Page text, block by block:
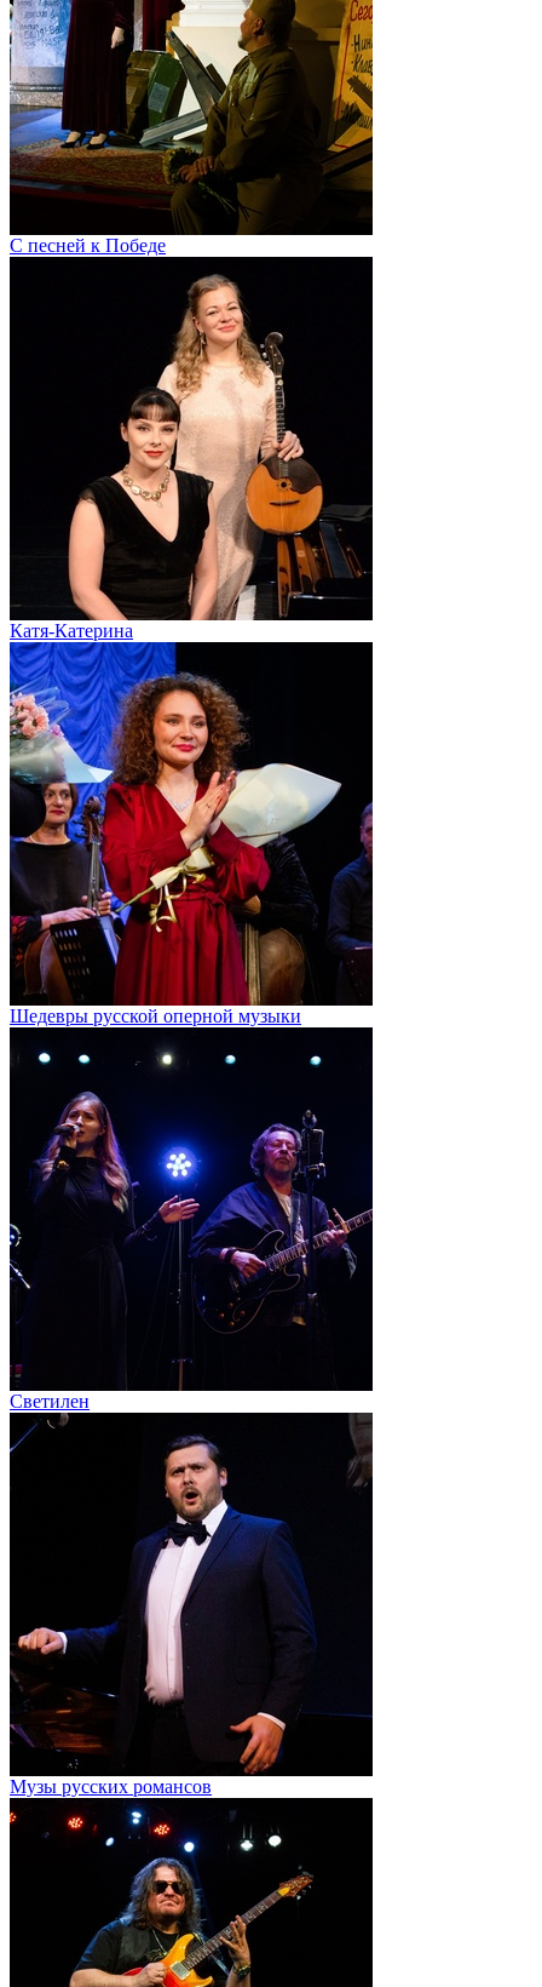
С песней к Победе
Катя-Катерина
Шедевры русской оперной музыки
Светилен
Музы русских романсов